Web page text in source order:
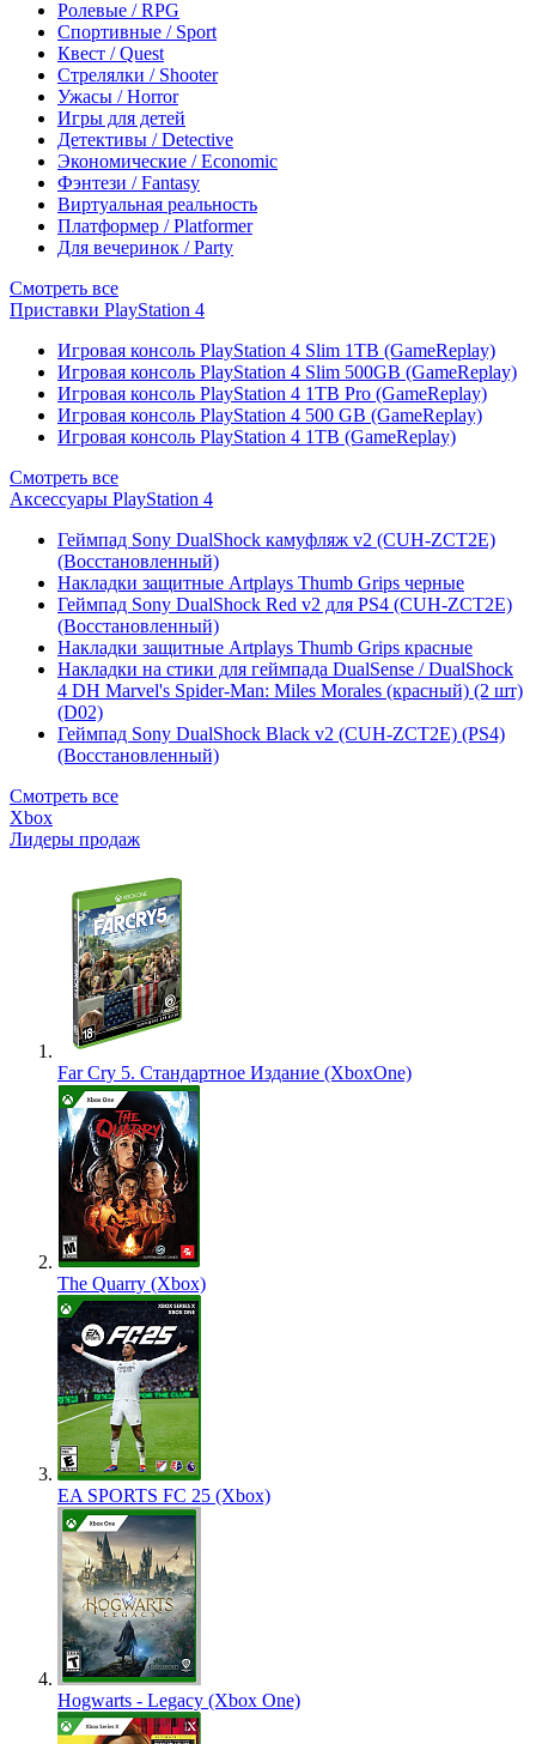
Ролевые / RPG
Спортивные / Sport
Квест / Quest
Стрелялки / Shooter
Ужасы / Horror
Игры для детей
Детективы / Detective
Экономические / Economic
Фэнтези / Fantasy
Виртуальная реальность
Платформер / Platformer
Для вечеринок / Party
Смотреть все
Приставки PlayStation 4
Игровая консоль PlayStation 4 Slim 1TB (GameReplay)
Игровая консоль PlayStation 4 Slim 500GB (GameReplay)
Игровая консоль PlayStation 4 1TB Pro (GameReplay)
Игровая консоль PlayStation 4 500 GB (GameReplay)
Игровая консоль PlayStation 4 1TB (GameReplay)
Смотреть все
Аксессуары PlayStation 4
Геймпад Sony DualShock камуфляж v2 (CUH-ZCT2E)
(Восстановленный)
Накладки защитные Artplays Thumb Grips черные
Геймпад Sony DualShock Red v2 для PS4 (CUH-ZCT2E)
(Восстановленный)
Накладки защитные Artplays Thumb Grips красные
Накладки на стики для геймпада DualSense / DualShock
4 DH Marvel's Spider-Man: Miles Morales (красный) (2 шт)
(D02)
Геймпад Sony DualShock Black v2 (CUH-ZCT2E) (PS4)
(Восстановленный)
Смотреть все
Xbox
Лидеры продаж
Far Cry 5. Стандартное Издание (XboxOne)
The Quarry (Xbox)
EA SPORTS FC 25 (Xbox)
Hogwarts - Legacy (Xbox One)